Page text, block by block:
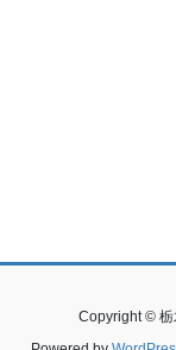
Copyright © 栃